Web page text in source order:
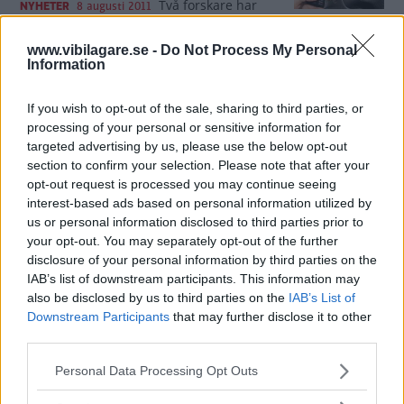
www.vibilagare.se - Do Not Process My Personal
Information
If you wish to opt-out of the sale, sharing to third parties, or
processing of your personal or sensitive information for
targeted advertising by us, please use the below opt-out
section to confirm your selection. Please note that after your
opt-out request is processed you may continue seeing
interest-based ads based on personal information utilized by
us or personal information disclosed to third parties prior to
your opt-out. You may separately opt-out of the further
disclosure of your personal information by third parties on the
IAB’s list of downstream participants. This information may
also be disclosed by us to third parties on the IAB’s List of
Downstream Participants that may further disclose it to other
Please note that this website/app uses one or more Google
Personal Data Processing Opt Outs
NYHETER 8 augusti 2011 Två forskare har
och starta motorn. Allt genom att använda en
Androidtelefon.
Tester: De senaste vi kört